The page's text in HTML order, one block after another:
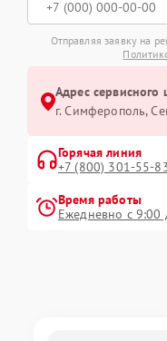
Отправляя заявку на
Адрес
г. Симферополь,
Горячая линия
+7 (800) 301-55-
Время работы
Ежедневно с 9:00